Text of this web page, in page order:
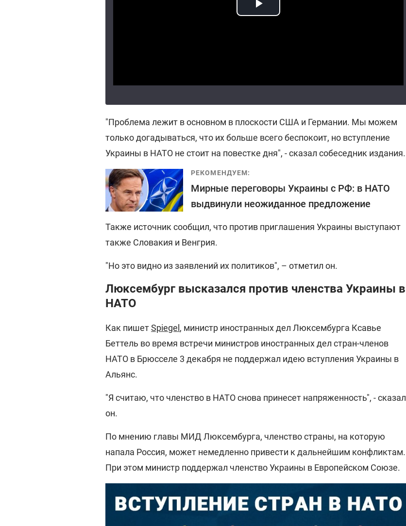
"Проблема лежит в основном в плоскости США и Германии. Мы можем
только догадываться, что их больше всего беспокоит, но вступление
Украины в НАТО не стоит на повестке дня", - сказал собеседник издания.
РЕКОМЕНДУЕМ:
Мирные переговоры Украины с РФ: в НАТО
выдвинули неожиданное предложение
Также источник сообщил, что против приглашения Украины выступают
также Словакия и Венгрия.
"Но это видно из заявлений их политиков", – отметил он.
Люксембург высказался против членства Украины в
НАТО
Как пишетSpiegel , министр иностранных дел Люксембурга Ксавье
Беттель во время встречи министров иностранных дел стран-членов
НАТО в Брюсселе 3 декабря не поддержал идею вступления Украины в
Альянс.
"Я считаю, что членство в НАТО снова принесет напряженность", - сказал
он.
По мнению главы МИД Люксембурга, членство страны, на которую
напала Россия, может немедленно привести к дальнейшим конфликтам.
При этом министр поддержал членство Украины в Европейском Союзе.